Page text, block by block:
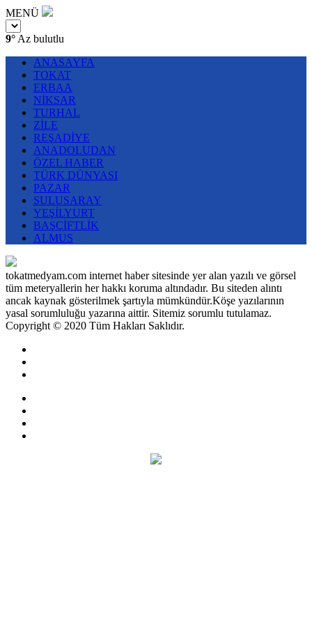
MENÜ
9° Az bulutlu
ANASAYFA
TOKAT
ERBAA
NİKSAR
TURHAL
ZİLE
REŞADİYE
ANADOLUDAN
ÖZEL HABER
TÜRK DÜNYASI
PAZAR
SULUSARAY
YEŞİLYURT
BAŞÇİFTLİK
ALMUS
tokatmedyam.com internet haber sitesinde yer alan yazılı ve görsel
tüm meteryallerin her hakkı koruma altındadır. Bu siteden alıntı
ancak kaynak gösterilmek şartıyla mümkündür.Köşe yazılarının
yasal sorumluluğu yazarına aittir. Sitemiz sorumlu tutulamaz.
Copyright © 2020 Tüm Hakları Saklıdır.